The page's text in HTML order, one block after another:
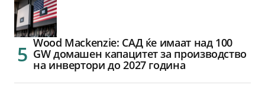
Wood Mackenzie: САД ќе имаат над 100
GW домашен капацитет за производство
на инвертори до 2027 година